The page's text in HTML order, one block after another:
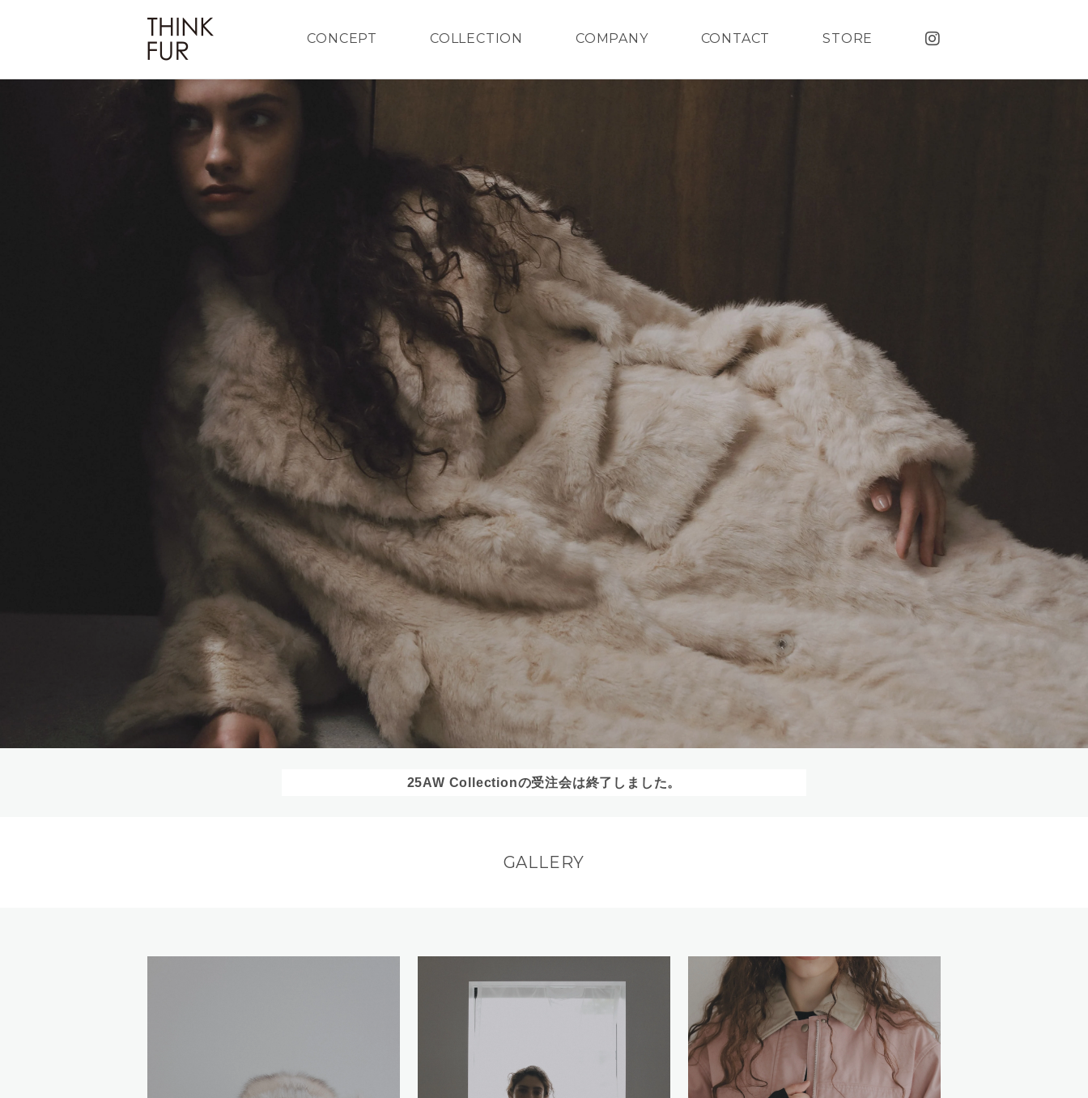
CONCEPT COLLECTION COMPANY CONTACT STORE
25AW Collectionの受注会は終了しました。
GALLERY